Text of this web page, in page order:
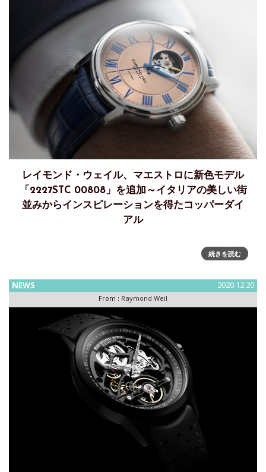
レイモンド・ウェイル、マエストロに新色モデル
「2227STC 00808」を追加～イタリアの美しい街
並みからインスピレーションを得たコッパーダイ
アル
パーダイアルの新色ウォッチを「マエストロ」に追加スイ
ド ・ウェイル＞は 、 コッパーダイアルを採用した 「 マエス
トロ 」
続きを読む
NEWS 2020.12.20
From : Raymond Weil